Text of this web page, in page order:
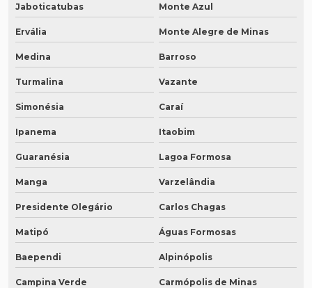
Jaboticatubas Monte Azul
Ervália Monte Alegre de Minas
Medina Barroso
Turmalina Vazante
Simonésia Caraí
Ipanema Itaobim
Guaranésia Lagoa Formosa
Manga Varzelândia
Presidente Olegário Carlos Chagas
Matipó Águas Formosas
Baependi Alpinópolis
Campina Verde Carmópolis de Minas